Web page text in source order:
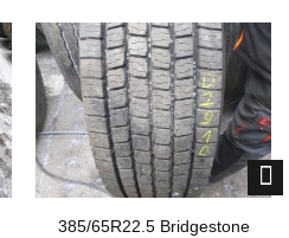
385/65R22.5 Bridgestone